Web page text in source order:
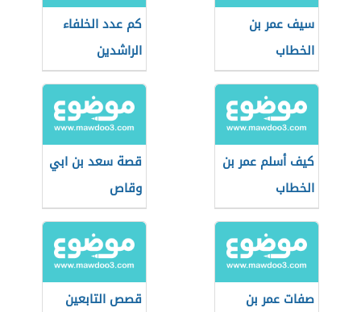
سيف عمر بن
الخطاب
كم عدد الخلفاء
الراشدين
كيف أسلم عمر بن
الخطاب
قصة سعد بن ابي
وقاص
صفات عمر بن
قصص التابعين